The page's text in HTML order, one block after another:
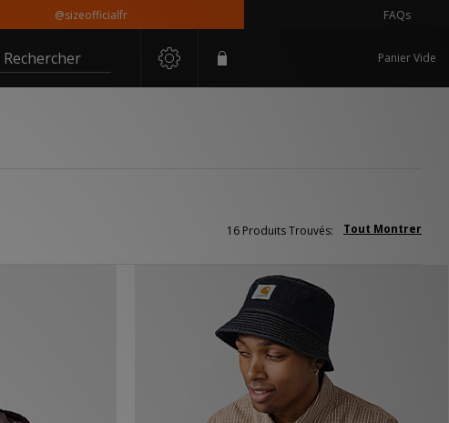
@sizeofficialfr
Rechercher Panier Vide
Tout Montrer
16 Produits Trouvés: